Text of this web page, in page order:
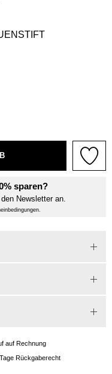
sparen?
Newsletter an.
auf Rechnung
Rückgaberecht